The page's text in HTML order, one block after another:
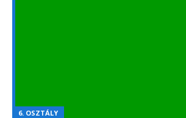
6. OSZTÁLY